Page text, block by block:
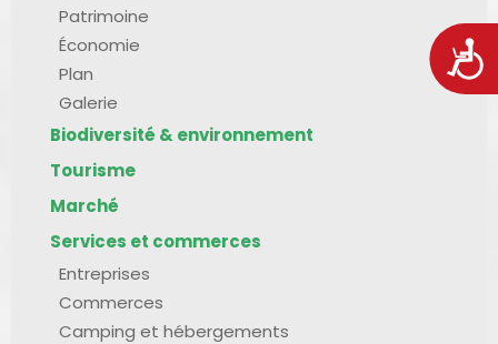
Patrimoine
Économie
Plan
Galerie
Biodiversité & environnement
Tourisme
Marché
Services et commerces
Entreprises
Commerces
Camping et hébergements